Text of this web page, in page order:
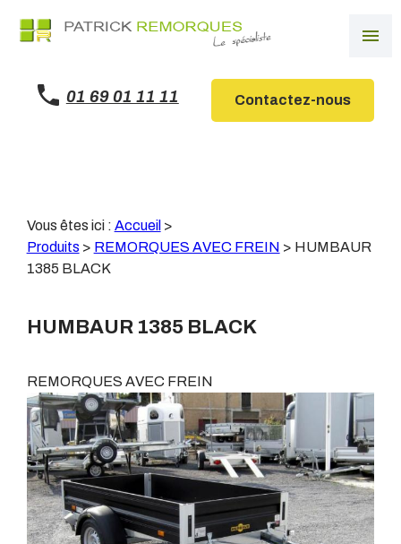
menu
01 69 01 11 11 Contactez-nous
Vous êtes ici : Accueil >
Produits > REMORQUES AVEC FREIN > HUMBAUR
1385 BLACK
HUMBAUR 1385 BLACK
REMORQUES AVEC FREIN